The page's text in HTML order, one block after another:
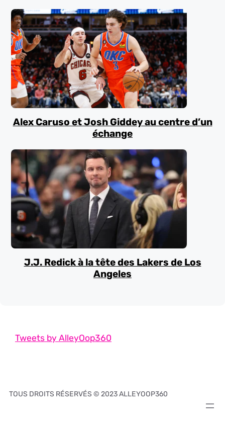
Alex Caruso et Josh Giddey au centre d’un
échange
J.J. Redick à la tête des Lakers de Los
Angeles
Tweets by AlleyOop360
TOUS DROITS RÉSERVÉS © 2023 ALLEYOOP360